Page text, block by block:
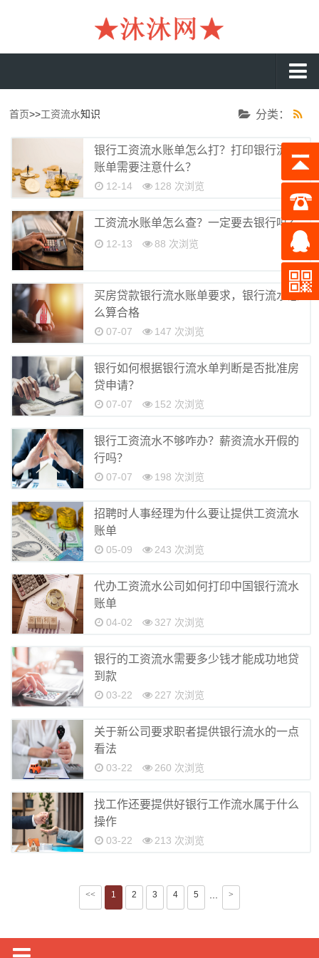
入职流水
企业流水
收入证明
存款证明
在职证明
离职证明
分类：
首页>>工资流水知识
银行工资流水账单怎么打？打印银行流水
账单需要注意什么？
12-14 128 次浏览
工资流水账单怎么查？一定要去银行吗？
12-13 88 次浏览
买房贷款银行流水账单要求，银行流水怎
么算合格
07-07 147 次浏览
银行如何根据银行流水单判断是否批准房
贷申请？
07-07 152 次浏览
银行工资流水不够咋办？薪资流水开假的
行吗？
07-07 198 次浏览
招聘时人事经理为什么要让提供工资流水
账单
05-09 243 次浏览
代办工资流水公司如何打印中国银行流水
账单
04-02 327 次浏览
银行的工资流水需要多少钱才能成功地贷
到款
03-22 227 次浏览
关于新公司要求职者提供银行流水的一点
看法
03-22 260 次浏览
找工作还要提供好银行工作流水属于什么
操作
03-22 213 次浏览
<< 1 2 3 4 5 ··· >